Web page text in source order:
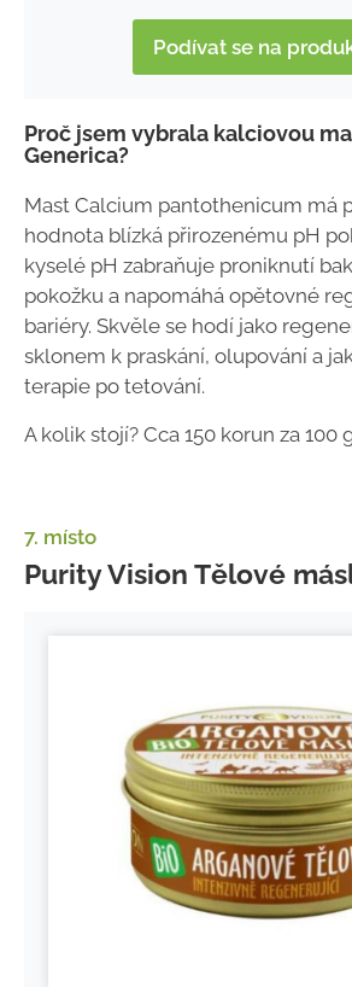
Podívat se na
Proč jsem vybrala kalciovou
Generica?
Mast Calcium pantothenicum má
hodnota blízká přirozenému pH
kyselé pH zabraňuje proniknutí
pokožku a napomáhá opětovné
bariéry. Skvěle se hodí jako
sklonem k praskání, olupování a
terapie po tetování.
A kolik stojí? Cca 150 korun za 100
7. místo
Purity Vision Tělové